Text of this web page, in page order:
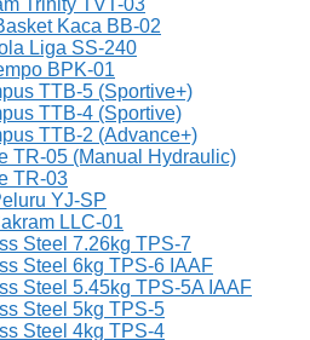
Trinity TVT-03
Kaca BB-02
Liga SS-240
BPK-01
TTB-5 (Sportive+)
TTB-4 (Sportive)
TTB-2 (Advance+)
TR-05 (Manual Hydraulic)
TR-03
YJ-SP
LLC-01
Steel 7.26kg TPS-7
Steel 6kg TPS-6 IAAF
Steel 5.45kg TPS-5A IAAF
Steel 5kg TPS-5
Steel 4kg TPS-4